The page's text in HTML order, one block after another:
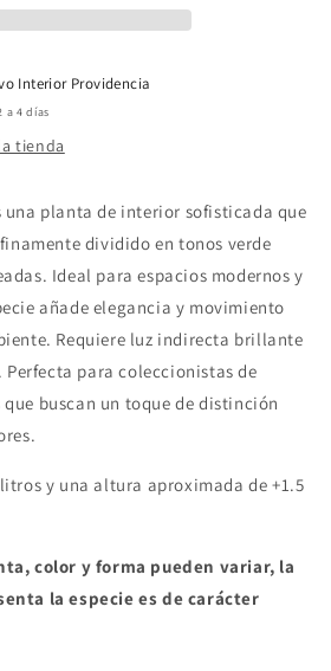
Interior Providencia
a 4 días
tienda
planta de interior sofisticada que
dividido en tonos verde
Ideal para espacios modernos y
añade elegancia y movimiento
Requiere luz indirecta brillante
para coleccionistas de
buscan un toque de distinción
y una altura aproximada de +1.5
color y forma pueden variar, la
la especie es de carácter